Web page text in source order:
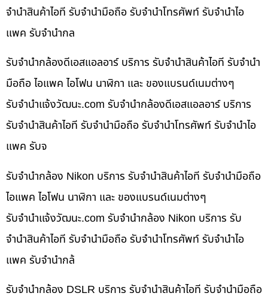
จำนำสินค้าไอที รับจำนำมือถือ รับจำนำโทรศัพท์ รับจำนำไอ
แพค รับจำนำกล
รับจำนำกล้องดีเอสแอลอาร์ บริการ รับจำนำสินค้าไอที รับจำนำ
มือถือ ไอแพค ไอโฟน นาฬิกา และ ของแบรนด์เนมต่างๆ
รับจํานําแจ้งวัฒนะ.com รับจำนำกล้องดีเอสแอลอาร์ บริการ
รับจำนำสินค้าไอที รับจำนำมือถือ รับจำนำโทรศัพท์ รับจำนำไอ
แพค รับจ
รับจำนำกล้อง Nikon บริการ รับจำนำสินค้าไอที รับจำนำมือถือ
ไอแพค ไอโฟน นาฬิกา และ ของแบรนด์เนมต่างๆ
รับจํานําแจ้งวัฒนะ.com รับจำนำกล้อง Nikon บริการ รับ
จำนำสินค้าไอที รับจำนำมือถือ รับจำนำโทรศัพท์ รับจำนำไอ
แพค รับจำนำกล้
รับจำนำกล้อง DSLR บริการ รับจำนำสินค้าไอที รับจำนำมือถือ